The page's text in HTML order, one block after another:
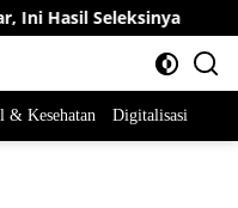
Seleksinya
& Kesehatan Digitalisasi